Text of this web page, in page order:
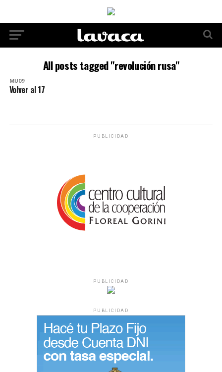
All posts tagged "revolución rusa"
MU09
Volver al 17
PUBLICIDAD
PUBLICIDAD
PUBLICIDAD